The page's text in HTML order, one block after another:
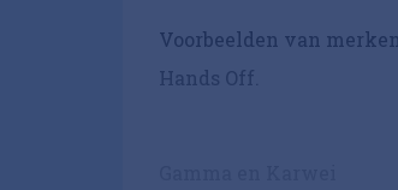
Voorbeelden van
Hands Off.